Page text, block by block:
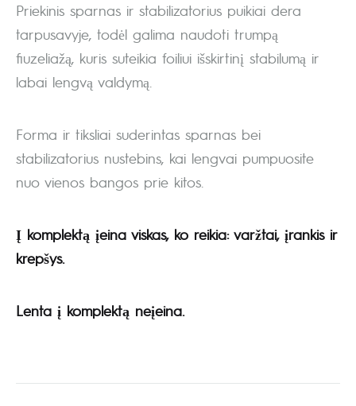
Priekinis sparnas ir stabilizatorius puikiai dera
tarpusavyje, todėl galima naudoti trumpą
fiuzeliažą, kuris suteikia foiliui išskirtinį stabilumą ir
labai lengvą valdymą.
Forma ir tiksliai suderintas sparnas bei
stabilizatorius nustebins, kai lengvai pumpuosite
nuo vienos bangos prie kitos.
Į komplektą įeina viskas, ko reikia: varžtai, įrankis ir
krepšys.
Lenta į komplektą neįeina.